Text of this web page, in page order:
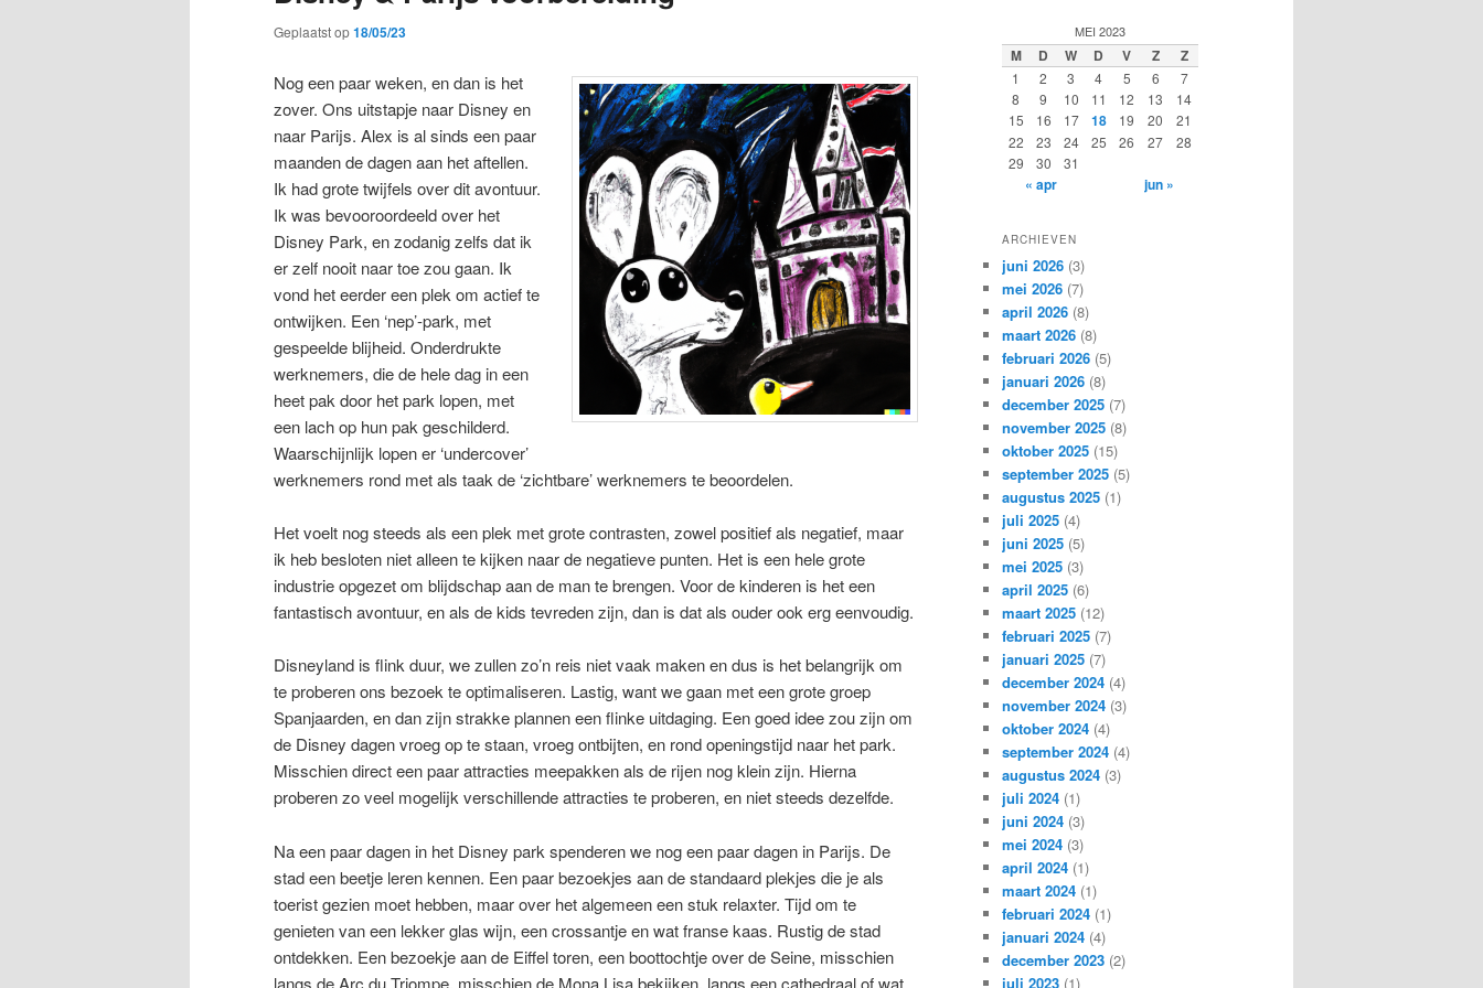
Geplaatst op18/05/23
Nog een paar weken, en dan is het
zover. Ons uitstapje naar Disney en
naar Parijs. Alex is al sinds een paar
maanden de dagen aan het aftellen.
Ik had grote twijfels over dit avontuur.
Ik was bevooroordeeld over het
Disney Park, en zodanig zelfs dat ik
er zelf nooit naar toe zou gaan. Ik
vond het eerder een plek om actief te
ontwijken. Een ‘nep’-park, met
gespeelde blijheid. Onderdrukte
werknemers, die de hele dag in een
heet pak door het park lopen, met
een lach op hun pak geschilderd.
Waarschijnlijk lopen er ‘undercover’
werknemers rond met als taak de ‘zichtbare’ werknemers te beoordelen.
Het voelt nog steeds als een plek met grote contrasten, zowel positief als negatief, maar
ik heb besloten niet alleen te kijken naar de negatieve punten. Het is een hele grote
industrie opgezet om blijdschap aan de man te brengen. Voor de kinderen is het een
fantastisch avontuur, en als de kids tevreden zijn, dan is dat als ouder ook erg eenvoudig.
Disneyland is flink duur, we zullen zo’n reis niet vaak maken en dus is het belangrijk om
te proberen ons bezoek te optimaliseren. Lastig, want we gaan met een grote groep
Spanjaarden, en dan zijn strakke plannen een flinke uitdaging. Een goed idee zou zijn om
de Disney dagen vroeg op te staan, vroeg ontbijten, en rond openingstijd naar het park.
Misschien direct een paar attracties meepakken als de rijen nog klein zijn. Hierna
proberen zo veel mogelijk verschillende attracties te proberen, en niet steeds dezelfde.
Na een paar dagen in het Disney park spenderen we nog een paar dagen in Parijs. De
stad een beetje leren kennen. Een paar bezoekjes aan de standaard plekjes die je als
toerist gezien moet hebben, maar over het algemeen een stuk relaxter. Tijd om te
genieten van een lekker glas wijn, een crossantje en wat franse kaas. Rustig de stad
ontdekken. Een bezoekje aan de Eiffel toren, een boottochtje over de Seine, misschien
langs de Arc du Triompe, misschien de Mona Lisa bekijken, langs een cathedraal of wat
e
n
MEI 2023
M D W D V Z Z
1 2 3 4 5 6
7
8
9 10 11 12 13
14
15
16 17 18 19 20
21
22
23 24 25 26 27
28
29
30 31
« apr jun »
ARCHIEVEN
juni 2026 (3)
mei 2026 (7)
april 2026 (8)
maart 2026 (8)
februari 2026 (5)
januari 2026 (8)
december 2025 (7)
november 2025 (8)
oktober 2025 (15)
september 2025 (5)
augustus 2025 (1)
juli 2025 (4)
juni 2025 (5)
mei 2025 (3)
april 2025 (6)
maart 2025 (12)
februari 2025 (7)
januari 2025 (7)
december 2024 (4)
november 2024 (3)
oktober 2024 (4)
september 2024 (4)
augustus 2024 (3)
juli 2024 (1)
juni 2024 (3)
mei 2024 (3)
april 2024 (1)
maart 2024 (1)
februari 2024 (1)
januari 2024 (4)
december 2023 (2)
juli 2023 (1)